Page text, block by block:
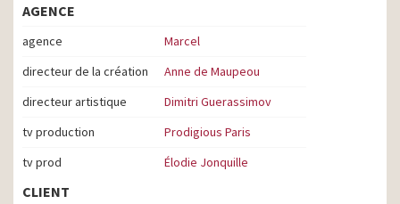
AGENCE
agence
Marcel
directeur de la création
Anne de Maupeou
directeur artistique
Dimitri Guerassimov
tv production
Prodigious Paris
tv prod
Élodie Jonquille
CLIENT